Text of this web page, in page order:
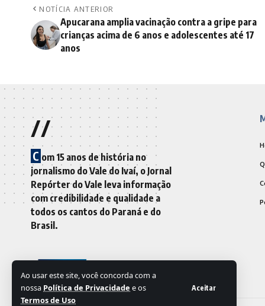
Ao usar este site, você concorda com a
nossa Política de Privacidade e os
Termos de Uso
Aceitar
NOTÍCIA ANTERIOR
Apucarana amplia vacinação contra a gripe para
crianças acima de 6 anos e adolescentes até 17
anos
//
C om 15 anos de história no
jornalismo do Vale do Ivaí, o Jornal
Repórter do Vale leva informação
com credibilidade e qualidade a
todos os cantos do Paraná e do
Brasil.